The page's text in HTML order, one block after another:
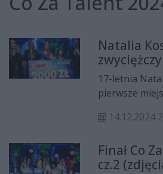
Natalia
Za Talent!
17-letnia
pierwsze
znalazła się
publiczności
Klaudii Drab.
14.12.2024
Finał Co
cz.2